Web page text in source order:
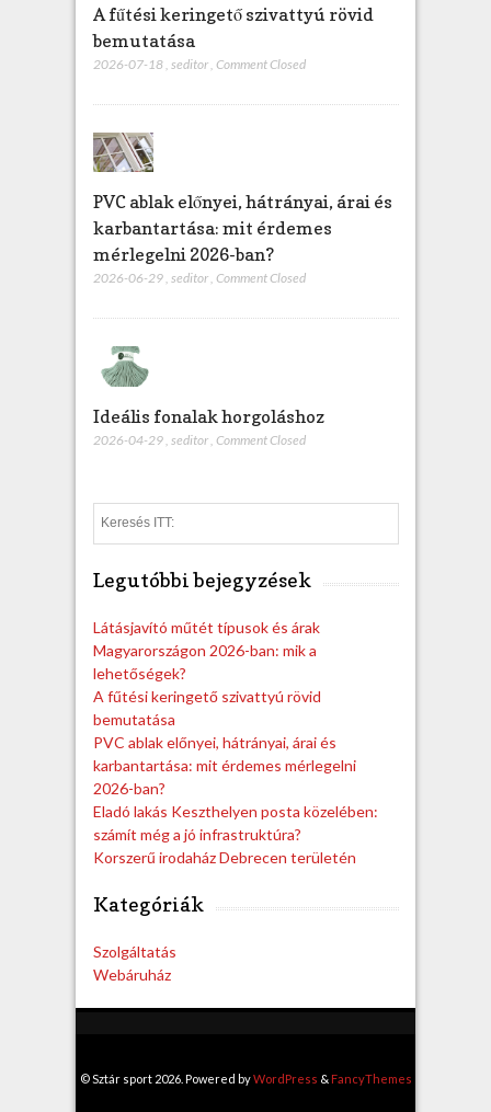
A fűtési keringető szivattyú rövid
bemutatása
2026-07-18 seditor Comment Closed
PVC ablak előnyei, hátrányai, árai és
karbantartása: mit érdemes
mérlegelni 2026-ban?
2026-06-29, seditor, Comment Closed
Ideális fonalak horgoláshoz
2026-04-29 seditor Comment Closed
e
Legutóbbi bejegyzések
Látásjavító műtét típusok és árak
Magyarországon 2026-ban: mik a
lehetőségek?
A fűtési keringető szivattyú rövid
bemutatása
PVC ablak előnyei, hátrányai, árai és
karbantartása: mit érdemes mérlegelni
2026-ban?
Eladó lakás Keszthelyen posta közelében:
számít még a jó infrastruktúra?
Korszerű irodaház Debrecen területén
Kategóriák
Szolgáltatás
Webáruház
© Sztár sport 2026. Powered byWordPress & FancyThemes